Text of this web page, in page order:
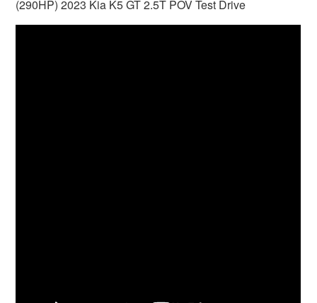
(290HP) 2023 Kia K5 GT 2.5T POV Test Drive